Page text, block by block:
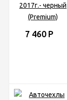
7 460 Р